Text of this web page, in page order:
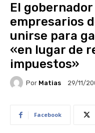
El
empresarios
unirse para
«en lugar de
impuestos»
Por Matias 29/11/
Facebook